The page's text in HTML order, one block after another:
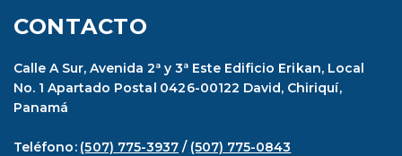
CONTACTO
Calle A Sur, Avenida 2ª y 3ª Este Edificio Erikan, Local
No. 1 Apartado Postal 0426-00122 David, Chiriquí,
Panamá
Teléfono: (507) 775-3937 / (507) 775-0843